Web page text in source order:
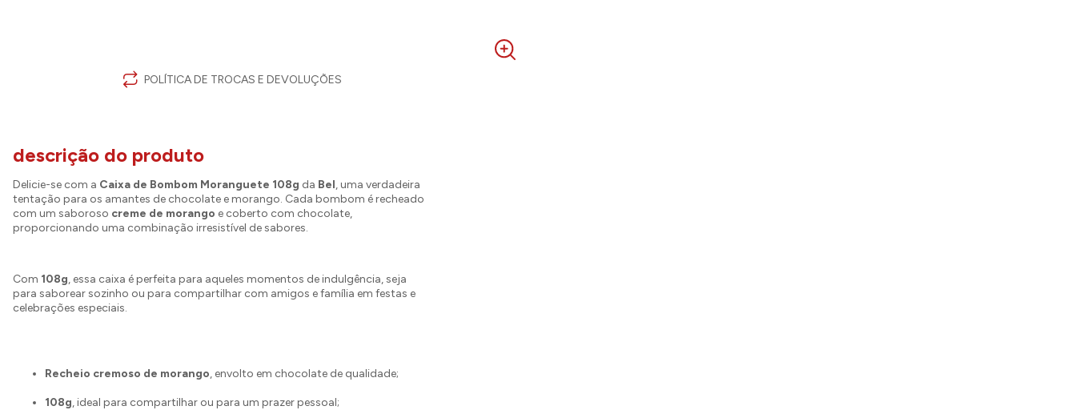
POLÍTICA DE TROCAS E DEVOLUÇÕES
descrição do produto
Delicie-se com a Caixa de Bombom Moranguete 108g da Bel, uma verdadeira
tentação para os amantes de chocolate e morango. Cada bombom é recheado
com um saboroso creme de morango e coberto com chocolate,
proporcionando uma combinação irresistível de sabores.
Com 108g, essa caixa é perfeita para aqueles momentos de indulgência, seja
para saborear sozinho ou para compartilhar com amigos e família em festas e
celebrações especiais.
Recheio cremoso de morango, envolto em chocolate de qualidade;
108g, ideal para compartilhar ou para um prazer pessoal;